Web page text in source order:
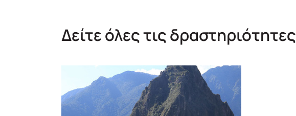
Δείτε όλες τις δραστηριότητες